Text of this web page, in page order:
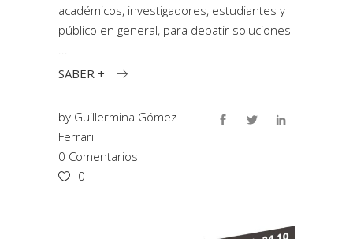
académicos, investigadores, estudiantes y
público en general, para debatir soluciones
SABER +
by Guillermina Gómez
Ferrari
0 Comentarios
0